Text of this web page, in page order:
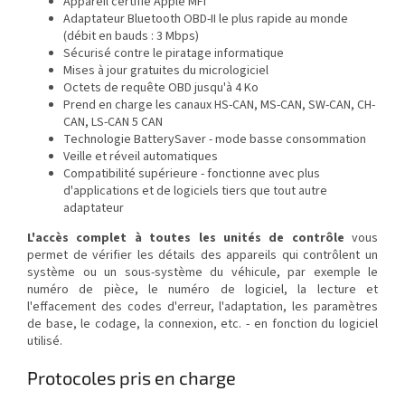
Adaptateur Bluetooth OBD-II le plus rapide au monde
(débit en bauds : 3 Mbps)
Sécurisé contre le piratage informatique
Mises à jour gratuites du micrologiciel
Octets de requête OBD jusqu'à 4 Ko
Prend en charge les canaux HS-CAN, MS-CAN, SW-CAN, CH-
CAN, LS-CAN 5 CAN
Technologie BatterySaver - mode basse consommation
Veille et réveil automatiques
Compatibilité supérieure - fonctionne avec plus
d'applications et de logiciels tiers que tout autre
adaptateur
L'accès complet à toutes les unités de contrôle vous
permet de vérifier les détails des appareils qui contrôlent un
système ou un sous-système du véhicule, par exemple le
numéro de pièce, le numéro de logiciel, la lecture et
l'effacement des codes d'erreur, l'adaptation, les paramètres
de base, le codage, la connexion, etc. - en fonction du logiciel
utilisé.
Protocoles pris en charge